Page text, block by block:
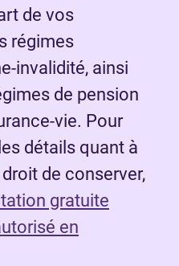
de vos
régimes
invalidité, ainsi
de pension
vie. Pour
détails quant à
de conserver,
gratuite
en